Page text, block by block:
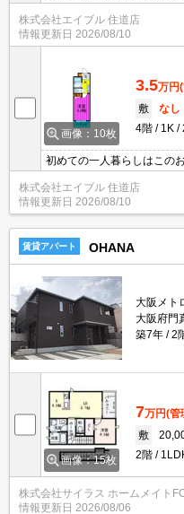
のお部屋から。
株式会社エイブル 住道店
情報更新日 2026/08/10
画像：10枚
3.5万円
敷
なし
4階
1K
初めての一人暮らしはこの
す。実物を見てお確かめく
能。オンライン内見対応可
株式会社エイブル 住道店
情報更新日 2026/08/10
賃貸アパート OHANA
大阪メト
大阪府門
築7年
2
画像：15枚
7万円(管
敷
2階
株式会社サイラス ホームメイト
情報更新日 2026/08/06